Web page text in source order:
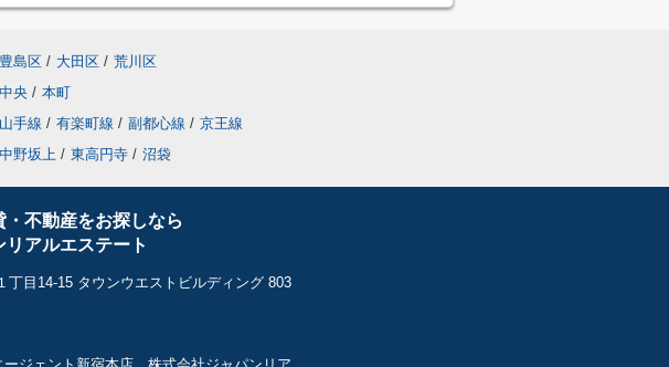
豊島区 / 大田区 / 荒川区
中央 / 本町
山手線 / 有楽町線 / 副都心線 / 京王線
中野坂上 / 東高円寺 / 沼袋
・不動産をお探しなら
アルエステート
丁目14-15 タウンウエストビルディング 803